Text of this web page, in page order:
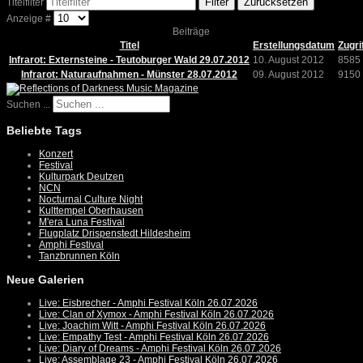
Titelfilter
Anzeige #
Beiträge
Titel
Erstellungsdatum
Infrarot: Externsteine - Teutoburger Wald 29.07.2012 10. August 2012
8585
Infrarot: Naturaufnahmen - Münster 28.07.2012
09. August 2012 9150
Suchen ...
Beliebte Tags
Konzert
Festival
Kulturpark Deutzen
NCN
Nocturnal Culture Night
Kulttempel Oberhausen
M'era Luna Festival
Flugplatz Drispenstedt Hildesheim
Amphi Festival
Tanzbrunnen Köln
Neue Galerien
Live: Eisbrecher - Amphi Festival Köln 26.07.2026
Live: Clan of Xymox - Amphi Festival Köln 26.07.2026
Live: Joachim Witt - Amphi Festival Köln 26.07.2026
Live: Empathy Test - Amphi Festival Köln 26.07.2026
Live: Diary of Dreams - Amphi Festival Köln 26.07.2026
Live: Assemblage 23 - Amphi Festival Köln 26.07.2026